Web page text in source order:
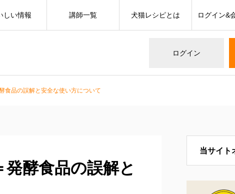
ログイン
しい情報 講師一覧 犬猫レシピとは ログイン&
食品の誤解と安全な使い方について
酵食品の誤解と
当サイト